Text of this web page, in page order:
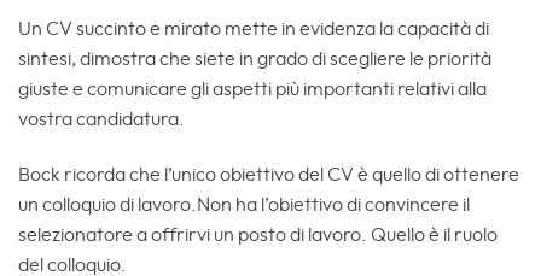
Un CV succinto e mirato mette in evidenza la capacità di
sintesi, dimostra che siete in grado di scegliere le priorità
giuste e comunicare gli aspetti più importanti relativi alla
vostra candidatura.
Bock ricorda che l’unico obiettivo del CV è quello di ottenere
un colloquio di lavoro.Non ha l’obiettivo di convincere il
selezionatore a offrirvi un posto di lavoro. Quello è il ruolo
del colloquio.